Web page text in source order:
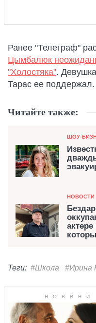
Ранее "Телеграф"
Цымбалюк
"Холостяка".
Тарас ее поддержал.
Читайте также:
Категория
ШОУ-
Категория
НОВОСТИ
Теги: #Школа #Ирина